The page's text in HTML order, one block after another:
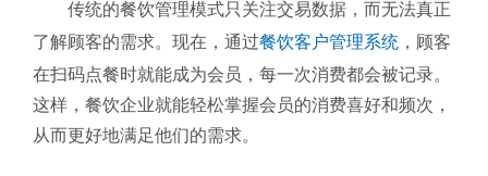
传统的餐饮管理模式只关注交易数据，而无法真正
了解顾客的需求。现在，通过餐饮客户管理系统 ，顾客
在扫码点餐时就能成为会员，每一次消费都会被记录。
这样，餐饮企业就能轻松掌握会员的消费喜好和频次，
从而更好地满足他们的需求。